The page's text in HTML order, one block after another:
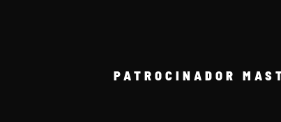
PATROCINADOR